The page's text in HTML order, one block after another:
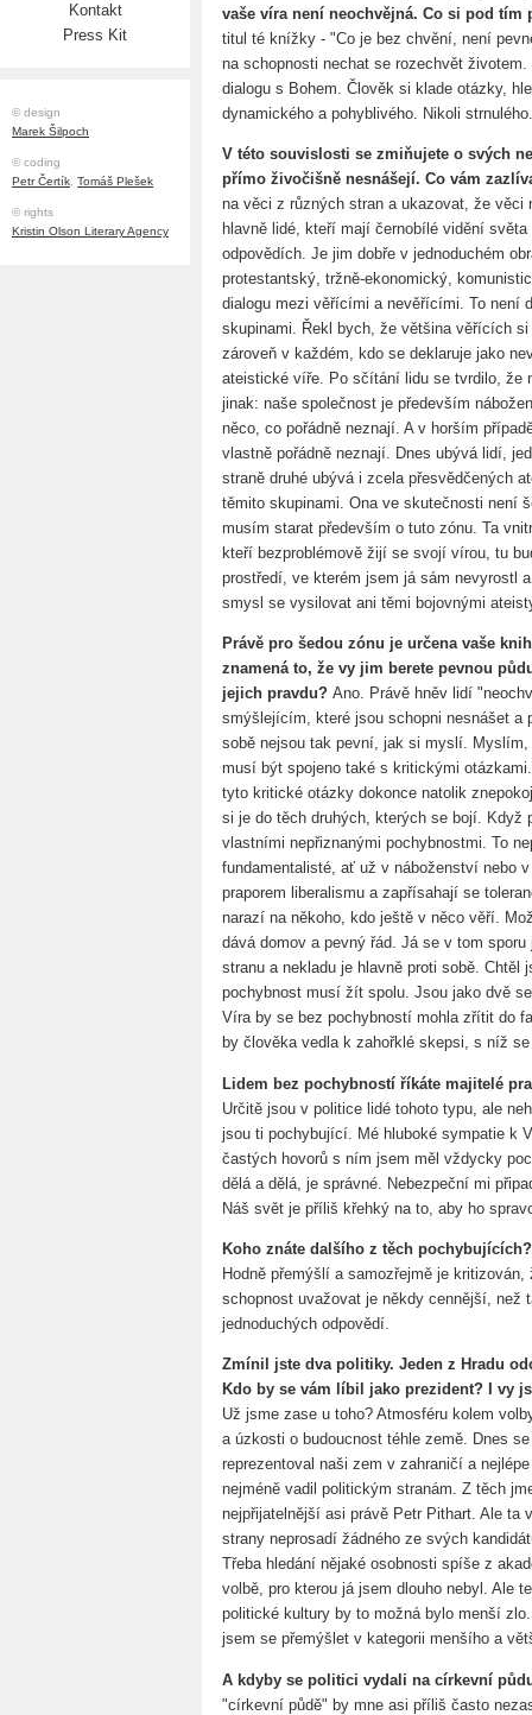
Kontakt
Press Kit
© design
Marek Šilpoch
© coding
Petr Čertík, Tomáš Plešek
© rights
Kristin Olson Literary Agency
vaše víra není neochvějná. Co si pod tím
titul té knížky - "Co je bez chvění, není
na schopnosti nechat se rozechvět
dialogu s Bohem. Člověk si klade otázky,
dynamického a pohyblivého. Nikoli strnulého.
V této souvislosti se zmiňujete o svých
přímo živočišně nesnášejí. Co vám
na věci z různých stran a ukazovat, že věci
hlavně lidé, kteří mají černobílé vidění
odpovědích. Je jim dobře v jednoduchém
protestantský, tržně-ekonomický,
dialogu mezi věřícími a nevěřícími. To není
skupinami. Řekl bych, že většina věřících
zároveň v každém, kdo se deklaruje jako
ateistické víře. Po sčítání lidu se tvrdilo, že
jinak: naše společnost je především
něco, co pořádně neznají. A v horším
vlastně pořádně neznají. Dnes ubývá lidí,
straně druhé ubývá i zcela přesvědčených
těmito skupinami. Ona ve skutečnosti není
musím starat především o tuto zónu. Ta
kteří bezproblémově žijí se svojí vírou, tu
prostředí, ve kterém jsem já sám nevyrostl
smysl se vysilovat ani těmi bojovnými
Právě pro šedou zónu je určena vaše
znamená to, že vy jim berete pevnou
jejich pravdu? Ano. Právě hněv lidí
smýšlejícím, které jsou schopni nesnášet a
sobě nejsou tak pevní, jak si myslí.
musí být spojeno také s kritickými
tyto kritické otázky dokonce natolik
si je do těch druhých, kterých se bojí.
vlastními nepřiznanými pochybnostmi. To
fundamentalisté, ať už v náboženství nebo
praporem liberalismu a zapřísahají se
narazí na někoho, kdo ještě v něco věří.
dává domov a pevný řád. Já se v tom
stranu a nekladu je hlavně proti sobě.
pochybnost musí žít spolu. Jsou jako dvě
Víra by se bez pochybností mohla zřítit do
by člověka vedla k zahořklé skepsi, s níž
Lidem bez pochybností říkáte majitelé
Určitě jsou v politice lidé tohoto typu, ale
jsou ti pochybující. Mé hluboké sympatie k
častých hovorů s ním jsem měl vždycky
dělá a dělá, je správné. Nebezpeční mi
Náš svět je příliš křehký na to, aby ho
Koho znáte dalšího z těch
Hodně přemýšlí a samozřejmě je
schopnost uvažovat je někdy cennější, než
jednoduchých odpovědí.
Zmínil jste dva politiky. Jeden z Hradu
Kdo by se vám líbil jako prezident? I vy
Už jsme zase u toho? Atmosféru kolem
a úzkosti o budoucnost téhle země. Dnes
reprezentoval naši zem v zahraničí a
nejméně vadil politickým stranám. Z těch
nejpřijatelnější asi právě Petr Pithart. Ale ta
strany neprosadí žádného ze svých
Třeba hledání nějaké osobnosti spíše z
volbě, pro kterou já jsem dlouho nebyl. Ale
politické kultury by to možná bylo menší
jsem se přemýšlet v kategorii menšího a
A kdyby se politici vydali na církevní
"církevní půdě" by mne asi příliš často